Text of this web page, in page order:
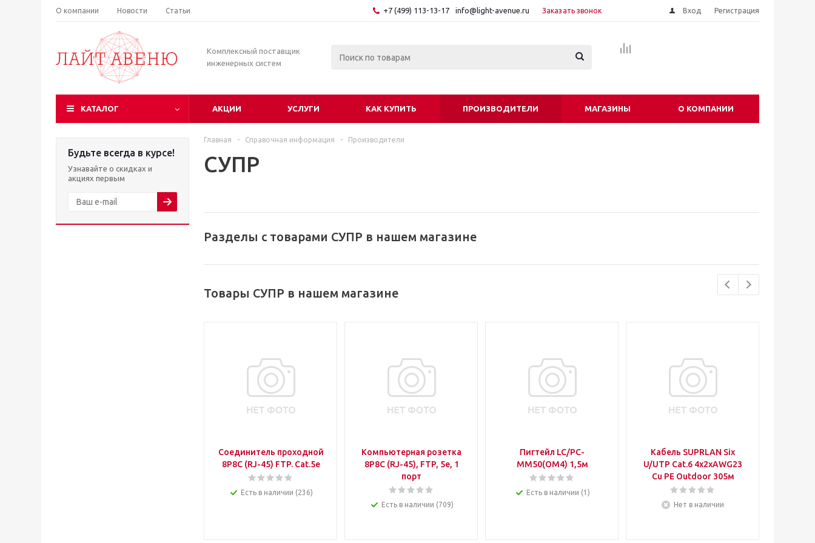
О компании Новости Статьи +7 (499) 113-13-17 info@light-avenue.ru Заказать звонок Вход Регистрация
Комплексный поставщик
инженерных систем
КАТАЛОГ АКЦИИ УСЛУГИ КАК КУПИТЬ ПРОИЗВОДИТЕЛИ МАГАЗИНЫ О КОМПАНИИ
Будьте всегда в курсе!
Узнавайте о скидках и
акциях первым
Главная - Справочная информация - Производители
СУПР
Разделы с товарами СУПР в нашем магазине
Товары СУПР в нашем магазине
Соединитель проходной
8P8C (RJ-45) FTP. Cat.5e
Есть в наличии (236)
Компьютерная розетка
8P8C (RJ-45), FTP, 5е, 1
порт
Есть в наличии (709)
Пигтейл LC/PC-
MM50(OM4) 1,5м
Есть в наличии (1)
Кабель SUPRLAN Six
U/UTP Cat.6 4x2xAWG23
Cu PE Outdoor 305м
Нет в наличии